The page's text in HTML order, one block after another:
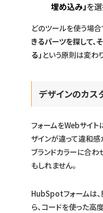
埋め込み」を
どのツールを使う場合
きるパーツを探して
る」 という原則は変わ
デザインのカス
フォームをWebサイト
ザインが違って違和感
ブランドカラーに合わ
もしれません。
HubSpotフォームは
ら、コードを使った高